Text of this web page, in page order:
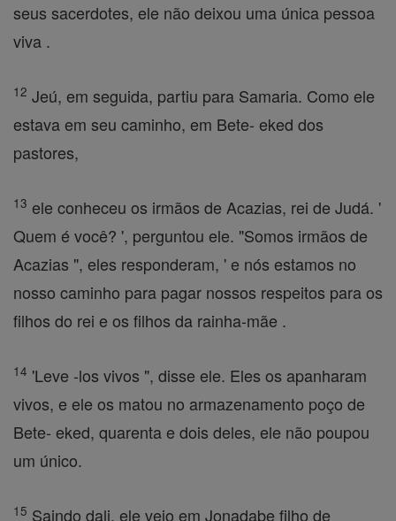
seus sacerdotes, ele não deixou uma única pessoa
viva .
12 Jeú, em seguida, partiu para Samaria. Como ele
estava em seu caminho, em Bete- eked dos
pastores,
13 ele conheceu os irmãos de Acazias, rei de Judá. '
Quem é você? ', perguntou ele. "Somos irmãos de
Acazias ", eles responderam, ' e nós estamos no
nosso caminho para pagar nossos respeitos para os
filhos do rei e os filhos da rainha-mãe .
14 'Leve -los vivos ", disse ele. Eles os apanharam
vivos, e ele os matou no armazenamento poço de
Bete- eked, quarenta e dois deles, ele não poupou
um único.
15 Saindo dali, ele veio em Jonadabe filho de